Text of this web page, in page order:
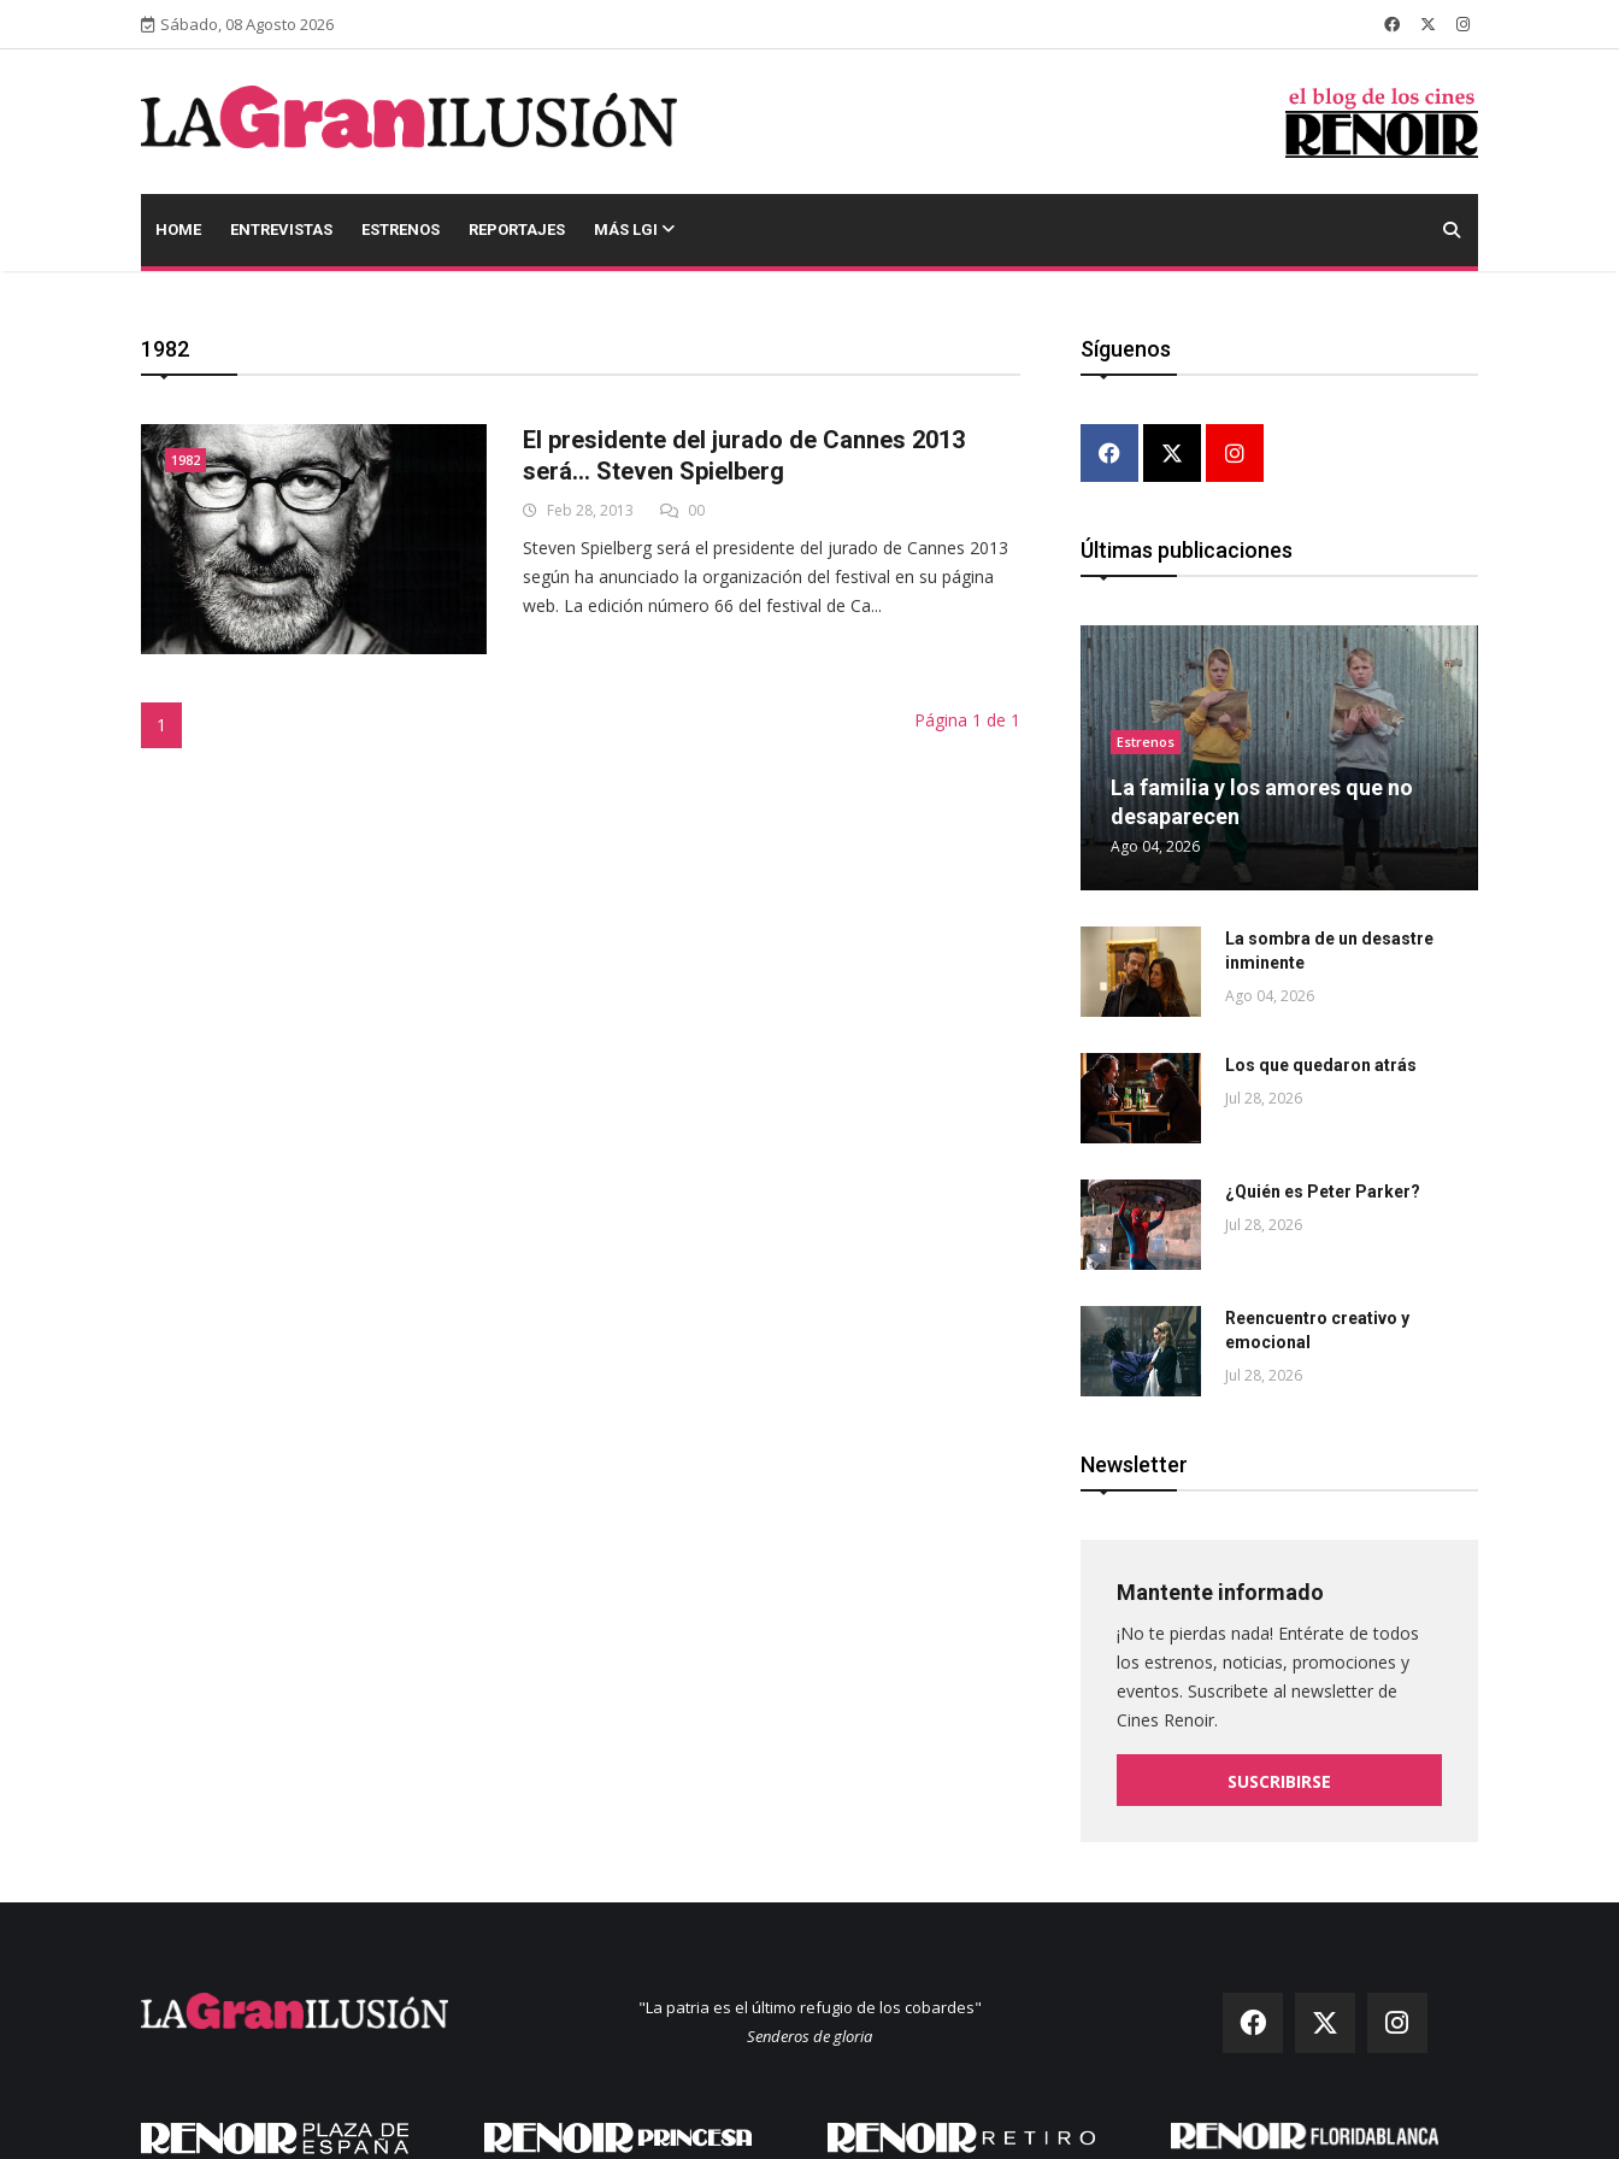
Sábado, 08 Agosto 2026
HOME ENTREVISTAS ESTRENOS REPORTAJES MÁS LGI
1982
1982
El presidente del jurado de Cannes 2013
será... Steven Spielberg
Feb 28, 2013 00
Steven Spielberg será el presidente del jurado de Cannes 2013
según ha anunciado la organización del festival en su página
web. La edición número 66 del festival de Ca...
1 Página 1 de 1
Síguenos
Últimas publicaciones
Estrenos
La familia y los amores que no
desaparecen
Ago 04, 2026
La sombra de un desastre
inminente
Ago 04, 2026
Los que quedaron atrás
Jul 28, 2026
¿Quién es Peter Parker?
Jul 28, 2026
Reencuentro creativo y
emocional
Jul 28, 2026
Newsletter
Mantente informado
¡No te pierdas nada! Entérate de todos
los estrenos, noticias, promociones y
eventos. Suscribete al newsletter de
Cines Renoir.
SUSCRIBIRSE
"La patria es el último refugio de los cobardes"
Senderos de gloria